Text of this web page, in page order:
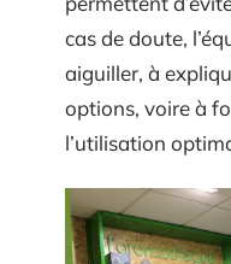
cas de doute,
aiguiller, à
options, voire à
l’utilisation